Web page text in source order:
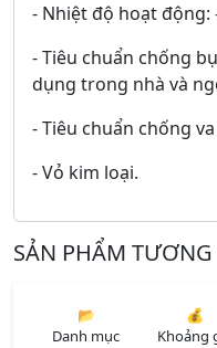
- Nhiệt độ hoạt động: -
- Tiêu chuẩn chống
dụng trong nhà và
- Tiêu chuẩn chống
- Vỏ kim loại.
SẢN PHẨM
📂
Danh mục
💰
Khoảng